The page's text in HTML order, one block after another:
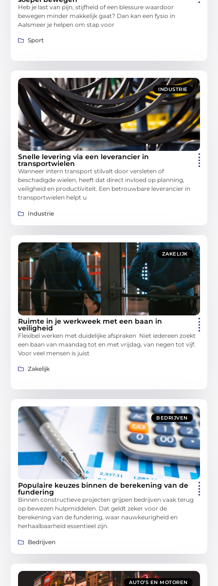
Heb je last van pijn, stijfheid of een blessure waardoor
bewegen minder makkelijk gaat? Dan kan een fysio in
Aalsmeer je helpen om stap voor
Sport
INDUSTRIE
Snelle levering via een leverancier in
transportwielen
Wanneer intern transport stilvalt door versleten of
beschadigde wielen, heeft dat direct invloed op planning,
veiligheid en productiviteit. Een betrouwbare leverancier in
transportwielen helpt u
Industrie
ZAKELIJK
Ruimte in je werkweek met een baan in
veiligheid
Flexibel werken met duidelijke afspraken Niet iedereen zoekt
een baan van maandag tot en met vrijdag, van negen tot vijf.
Voor veel mensen is juist
Zakelijk
BEDRIJVEN
Populaire keuzes binnen de berekening van de
fundering
Binnen constructieve projecten grijpen bedrijven vaak terug
op bewezen hulpmiddelen. Dat geldt zeker voor de
berekening van de fundering, waar nauwkeurigheid en
herhaalbaarheid essentieel zijn.
Bedrijven
AUTO’S EN MOTOREN